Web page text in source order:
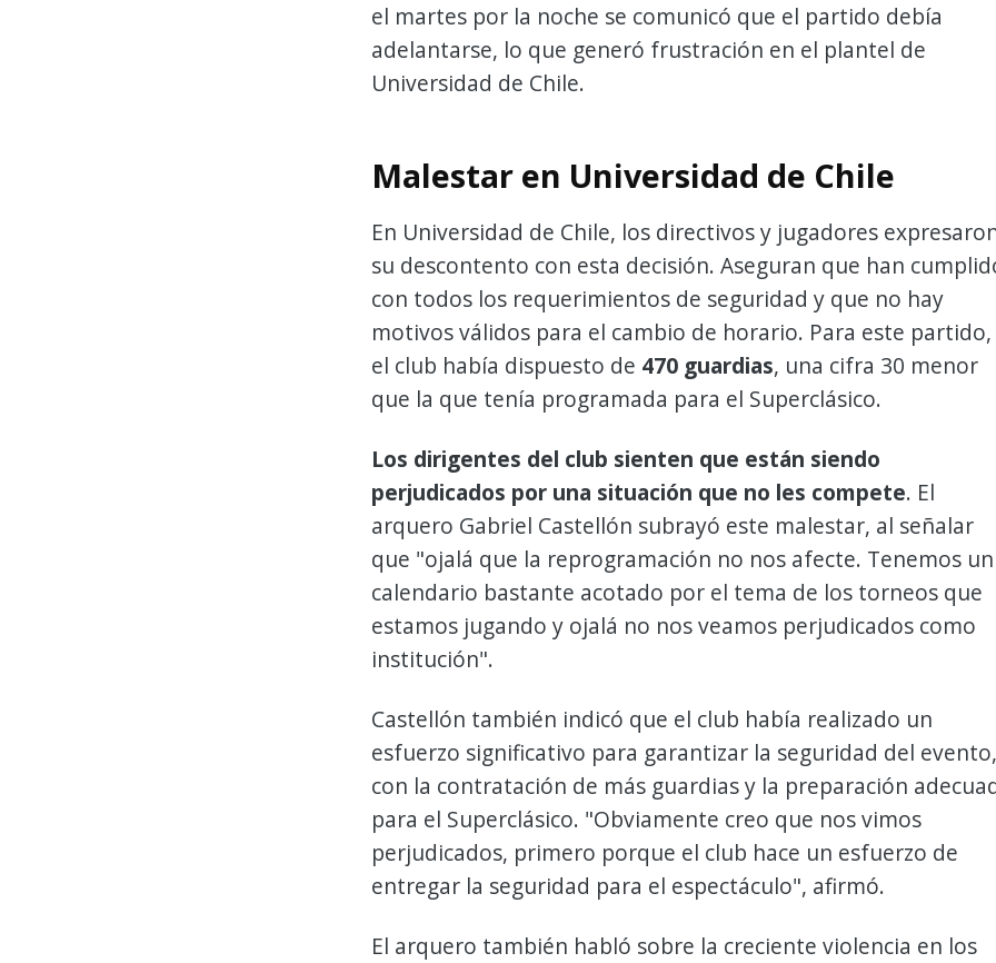
el martes por la noche se comunicó que el partido debía
adelantarse, lo que generó frustración en el plantel de
Universidad de Chile.
Malestar en Universidad de Chile
En Universidad de Chile, los directivos y jugadores
su descontento con esta decisión. Aseguran que han
con todos los requerimientos de seguridad y que no hay
motivos válidos para el cambio de horario. Para este partido,
el club había dispuesto de 470 guardias, una cifra 30 menor
que la que tenía programada para el Superclásico.
Los dirigentes del club sienten que están siendo
perjudicados por una situación que no les compete. El
arquero Gabriel Castellón subrayó este malestar, al señalar
que "ojalá que la reprogramación no nos afecte. Tenemos un
calendario bastante acotado por el tema de los torneos que
estamos jugando y ojalá no nos veamos perjudicados como
institución".
Castellón también indicó que el club había realizado un
esfuerzo significativo para garantizar la seguridad del evento,
con la contratación de más guardias y la preparación
para el Superclásico. "Obviamente creo que nos vimos
perjudicados, primero porque el club hace un esfuerzo de
entregar la seguridad para el espectáculo", afirmó.
El arquero también habló sobre la creciente violencia en los